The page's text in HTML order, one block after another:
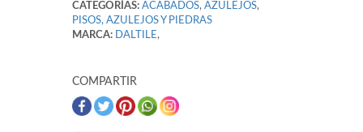
CATEGORÍAS: ACABADOS, AZULEJOS,
PISOS, AZULEJOS Y PIEDRAS
MARCA: DALTILE,
COMPARTIR